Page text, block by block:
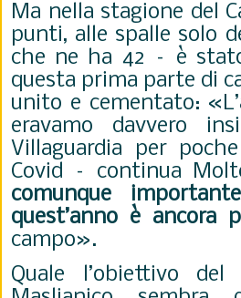
Ma nella stagione del
punti, alle spalle solo
che ne ha 42 – è
questa prima parte di
unito e cementato:
eravamo davvero
Villaguardia per
Covid – continua
comunque
quest’anno è ancora
campo».
Quale l’obiettivo del